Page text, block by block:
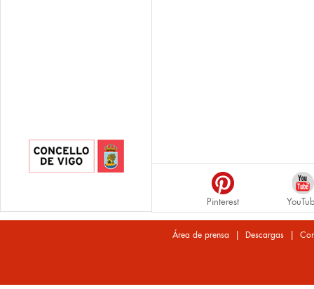
Pinterest
Área de prensa | Descargas |